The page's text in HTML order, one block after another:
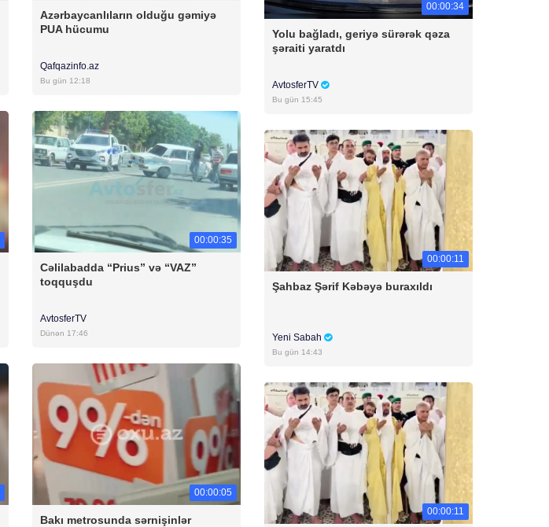
Azərbaycanlıların olduğu gəmiyə
PUA hücumu
Qafqazinfo.az
Bu gün 12:18
00:00:35
Cəlilabadda “Prius” və “VAZ”
toqquşdu
AvtosferTV
Dünən 17:46
00:00:05
Bakı metrosunda sərnişinlər
00:00:34
Yolu bağladı, geriyə sürərək qəza
şəraiti yaratdı
AvtosferTV
Bu gün 15:45
00:00:11
Şahbaz Şərif Kəbəyə buraxıldı
Yeni Sabah
Bu gün 14:43
00:00:11